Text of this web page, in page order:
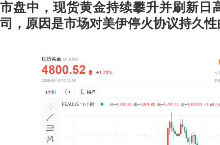
市盘中，现货黄金持续攀升并刷新日
司，原因是市场对美伊停火协议持久